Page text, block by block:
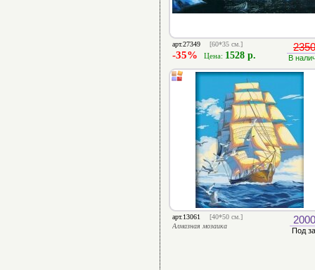
арт.27349 [60*35 см.]
-35% Цена: 1528 р. В
арт.13061
[40*50 см.]
Алмазная мозаика
Под